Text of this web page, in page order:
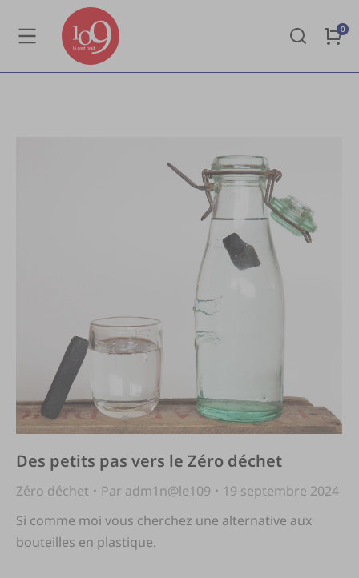
Des petits pas vers le Zéro déchet
Zéro déchet Par adm1n@le109
19 septembre 2024
Si comme moi vous cherchez une alternative aux
bouteilles en plastique.